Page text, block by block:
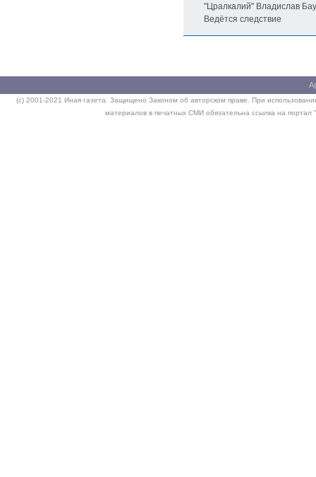
"Цралкалий" Владислав
Ведётся следствие
(c) 2001-2021 Иная газета. Защищено Законом об авторском праве. При
материалов в печатных СМИ обязательна ссылка на